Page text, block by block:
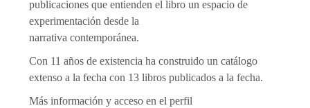
publicaciones que entienden el libro un espacio de
experimentación desde la
narrativa contemporánea.
Con 11 años de existencia ha construido un catálogo
extenso a la fecha con 13 libros publicados a la fecha.
Más información y acceso en el perfil